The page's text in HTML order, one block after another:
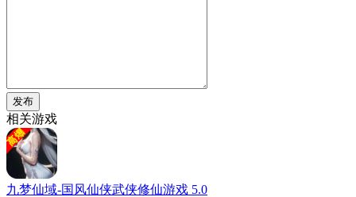
发布
相关游戏
九梦仙域-国风仙侠武侠修仙游戏 5.0